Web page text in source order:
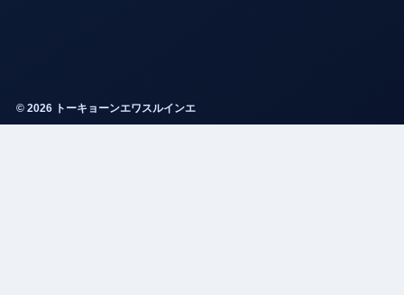
© 2026 トーキョーンエワスルインエ